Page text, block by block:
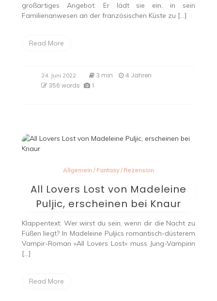
großartiges Angebot: Er lädt sie ein, in sein
Familienanwesen an der französischen Küste zu […]
Read More
24. Juni 2022 3 min
4 Jahren
356 words
1
Allgemein/ Fantasy/ Rezension
All Lovers Lost von Madeleine
Puljic, erscheinen bei Knaur
Klappentext: Wer wirst du sein, wenn dir die Nacht zu
Füßen liegt? In Madeleine Puljics romantisch-düsterem
Vampir-Roman »All Lovers Lost« muss Jung-Vampirin
[…]
Read More